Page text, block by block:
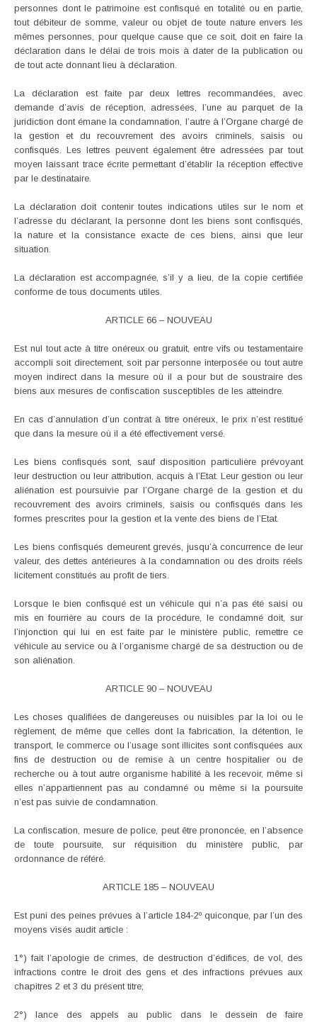
personnes dont le patrimoine est confisqué en totalité ou en partie,
tout débiteur de somme, valeur ou objet de toute nature envers les
mêmes personnes, pour quelque cause que ce soit, doit en faire la
déclaration dans le délai de trois mois à dater de la publication ou
de tout acte donnant lieu à déclaration.
La déclaration est faite par deux lettres recommandées, avec
demande d’avis de réception, adressées, l’une au parquet de la
juridiction dont émane la condamnation, l’autre à l’Organe chargé de
la gestion et du recouvrement des avoirs criminels, saisis ou
confisqués. Les lettres peuvent également être adressées par tout
moyen laissant trace écrite permettant d’établir la réception effective
par le destinataire.
La déclaration doit contenir toutes indications utiles sur le nom et
l’adresse du déclarant, la personne dont les biens sont confisqués,
la nature et la consistance exacte de ces biens, ainsi que leur
situation.
La déclaration est accompagnée, s’il y a lieu, de la copie certifiée
conforme de tous documents utiles.
ARTICLE 66 – NOUVEAU
Est nul tout acte à titre onéreux ou gratuit, entre vifs ou testamentaire
accompli soit directement, soit par personne interposée ou tout autre
moyen indirect dans la mesure où il a pour but de soustraire des
biens aux mesures de confiscation susceptibles de les atteindre.
En cas d’annulation d’un contrat à titre onéreux, le prix n’est restitué
que dans la mesure où il a été effectivement versé.
Les biens confisqués sont, sauf disposition particulière prévoyant
leur destruction ou leur attribution, acquis à l’Etat. Leur gestion ou leur
aliénation est poursuivie par l’Organe chargé de la gestion et du
recouvrement des avoirs criminels, saisis ou confisqués dans les
formes prescrites pour la gestion et la vente des biens de l’Etat.
Les biens confisqués demeurent grevés, jusqu’à concurrence de leur
valeur, des dettes antérieures à la condamnation ou des droits réels
licitement constitués au profit de tiers.
Lorsque le bien confisqué est un véhicule qui n’a pas été saisi ou
mis en fourrière au cours de la procédure, le condamné doit, sur
l’injonction qui lui en est faite par le ministère public, remettre ce
véhicule au service ou à l’organisme chargé de sa destruction ou de
son aliénation.
ARTICLE 90 – NOUVEAU
Les choses qualifiées de dangereuses ou nuisibles par la loi ou le
règlement, de même que celles dont la fabrication, la détention, le
transport, le commerce ou l’usage sont illicites sont confisquées aux
fins de destruction ou de remise à un centre hospitalier ou de
recherche ou à tout autre organisme habilité à les recevoir, même si
elles n’appartiennent pas au condamné ou même si la poursuite
n’est pas suivie de condamnation.
La confiscation, mesure de police, peut être prononcée, en l’absence
de toute poursuite, sur réquisition du ministère public, par
ordonnance de référé.
ARTICLE 185 – NOUVEAU
Est puni des peines prévues à l’article 184-2º quiconque, par l’un des
moyens visés audit article :
1°) fait l’apologie de crimes, de destruction d’édifices, de vol, des
infractions contre le droit des gens et des infractions prévues aux
chapitres 2 et 3 du présent titre;
2°) lance des appels au public dans le dessein de faire